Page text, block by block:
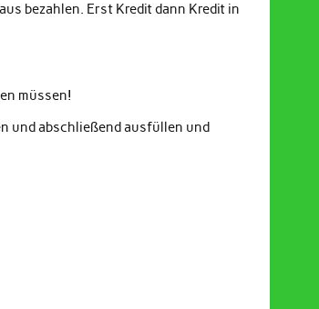
bezahlen. Erst Kredit dann Kredit in
müssen!
und abschließend ausfüllen und